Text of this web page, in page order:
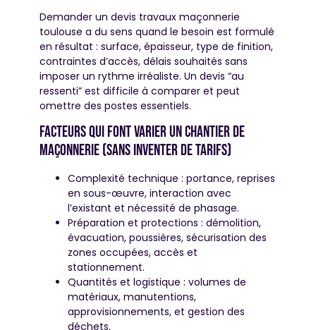
Demander un devis travaux maçonnerie
toulouse a du sens quand le besoin est formulé
en résultat : surface, épaisseur, type de finition,
contraintes d’accès, délais souhaités sans
imposer un rythme irréaliste. Un devis “au
ressenti” est difficile à comparer et peut
omettre des postes essentiels.
Facteurs qui font varier un chantier de
maçonnerie (sans inventer de tarifs)
Complexité technique : portance, reprises
en sous-œuvre, interaction avec
l’existant et nécessité de phasage.
Préparation et protections : démolition,
évacuation, poussières, sécurisation des
zones occupées, accès et
stationnement.
Quantités et logistique : volumes de
matériaux, manutentions,
approvisionnements, et gestion des
déchets.